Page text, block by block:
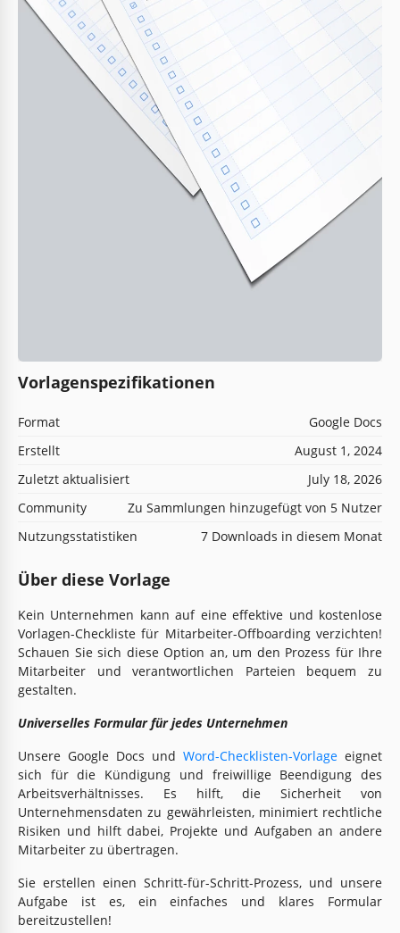
Vorlagenspezifikationen
Format
Google Docs
Erstellt
August 1, 2024
Zuletzt aktualisiert
July 18, 2026
Community
Zu Sammlungen hinzugefügt von 5 Nutzer
Nutzungsstatistiken
7 Downloads in diesem Monat
Über diese Vorlage
Kein Unternehmen kann auf eine effektive und kostenlose
Vorlagen-Checkliste für Mitarbeiter-Offboarding verzichten!
Schauen Sie sich diese Option an, um den Prozess für Ihre
Mitarbeiter und verantwortlichen Parteien bequem zu
gestalten.
Universelles Formular für jedes Unternehmen
Unsere Google Docs und Word-Checklisten-Vorlage eignet
sich für die Kündigung und freiwillige Beendigung des
Arbeitsverhältnisses. Es hilft, die Sicherheit von
Unternehmensdaten zu gewährleisten, minimiert rechtliche
Risiken und hilft dabei, Projekte und Aufgaben an andere
Mitarbeiter zu übertragen.
Sie erstellen einen Schritt-für-Schritt-Prozess, und unsere
Aufgabe ist es, ein einfaches und klares Formular
bereitzustellen!